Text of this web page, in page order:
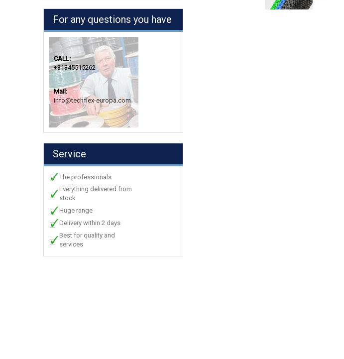
For any questions you have
CALL:
+31345515262
Mail:
info@techflex-europa.com
Service
The professionals
Everything delivered from
stock
Huge range
Delivery within 2 days
Best for quality and
services